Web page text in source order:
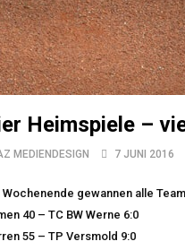
Heimspiele –
MEDIENDESIGN 7 JUNI 2016
Wochenende gewannen alle
40 – TC BW Werne 6:0
55 – TP Versmold 9:0